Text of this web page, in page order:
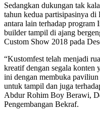
Sedangkan dukungan tak
tahun kedua partisipasinya
antara lain terhadap program
builder tampil di ajang
Custom Show 2018 pada
“Kustomfest telah menjadi
kreatif dengan segala
ini dengan membuka
untuk tampil dan juga
Abdur Rohim Boy Berawi,
Pengembangan Bekraf.